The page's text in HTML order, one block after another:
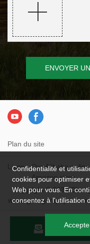
ENVOYER
Plan du site
Liens：Our Alibaba
Amazon store
Copyright © 2026
Send Inquiry
Confidentialité et
cookies pour optimiser
Web pour vous. En
consentez à l'utilisation